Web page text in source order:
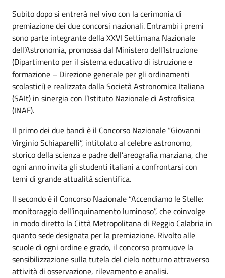
Subito dopo si entrerà nel vivo con la cerimonia di
premiazione dei due concorsi nazionali. Entrambi i premi
sono parte integrante della XXVI Settimana Nazionale
dell’Astronomia, promossa dal Ministero dell’Istruzione
(Dipartimento per il sistema educativo di istruzione e
formazione – Direzione generale per gli ordinamenti
scolastici) e realizzata dalla Società Astronomica Italiana
(SAIt) in sinergia con l’Istituto Nazionale di Astrofisica
(INAF).
Il primo dei due bandi è il Concorso Nazionale “Giovanni
Virginio Schiaparelli”, intitolato al celebre astronomo,
storico della scienza e padre dell’areografia marziana, che
ogni anno invita gli studenti italiani a confrontarsi con
temi di grande attualità scientifica.
Il secondo è il Concorso Nazionale “Accendiamo le Stelle:
monitoraggio dell’inquinamento luminoso”, che coinvolge
in modo diretto la Città Metropolitana di Reggio Calabria in
quanto sede designata per la premiazione. Rivolto alle
scuole di ogni ordine e grado, il concorso promuove la
sensibilizzazione sulla tutela del cielo notturno attraverso
attività di osservazione, rilevamento e analisi.